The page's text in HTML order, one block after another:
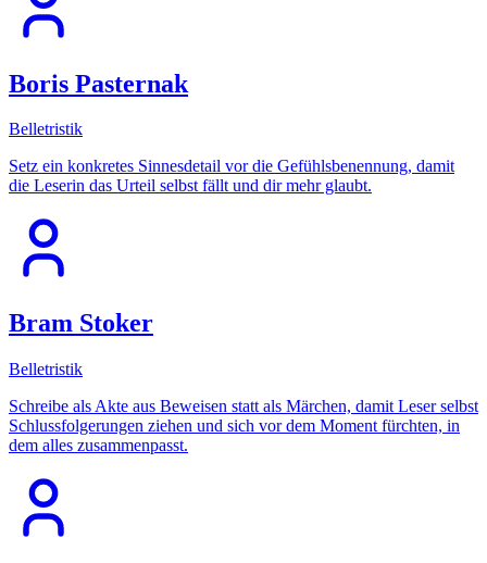
Boris Pasternak
Belletristik
Setz ein konkretes Sinnesdetail vor die Gefühlsbenennung, damit
die Leserin das Urteil selbst fällt und dir mehr glaubt.
Bram Stoker
Belletristik
Schreibe als Akte aus Beweisen statt als Märchen, damit Leser selbst
Schlussfolgerungen ziehen und sich vor dem Moment fürchten, in
dem alles zusammenpasst.